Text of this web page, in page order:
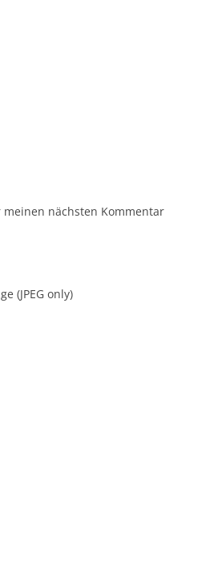
nächsten Kommentar
(JPEG only)